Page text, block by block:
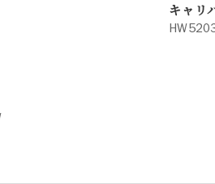
キャリ